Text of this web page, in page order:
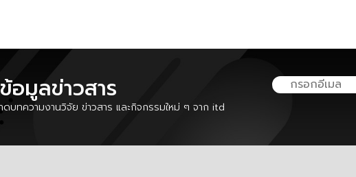
อมูลข่าวสาร
ดบทความงานวิจัย ข่าวสาร และกิจกรรมใหม่ ๆ จาก itd